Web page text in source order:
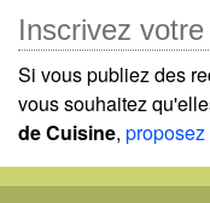
Inscrivez
Si vous publiez des
vous souhaitez
de Cuisine,